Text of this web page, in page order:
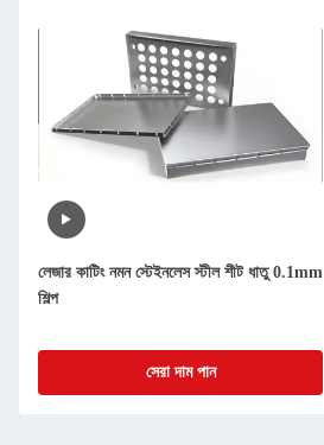
লেজার কাটিং নমন স্টেইনলেস স্টীল শীট ধাতু 0.1mm
শিল্প
সেরা দাম পান